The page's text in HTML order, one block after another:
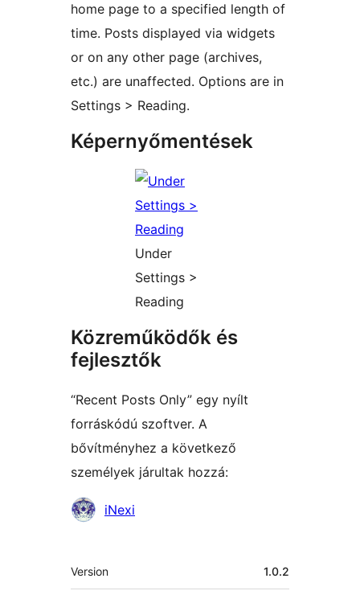
home page to a specified length of
time. Posts displayed via widgets
or on any other page (archives,
etc.) are unaffected. Options are in
Settings > Reading.
Képernyőmentések
Under
Settings >
Reading
Közreműködők és
fejlesztők
“Recent Posts Only” egy nyílt
forráskódú szoftver. A
bővítményhez a következő
személyek járultak hozzá:
Közreműködők
iNexi
Meta
Version 1.0.2